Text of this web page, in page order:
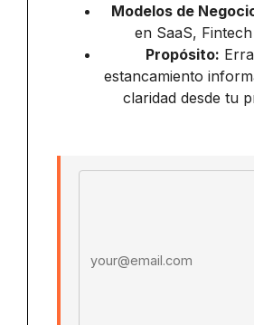
Modelos de
en SaaS,
Propósito:
estancamiento
claridad desde tu